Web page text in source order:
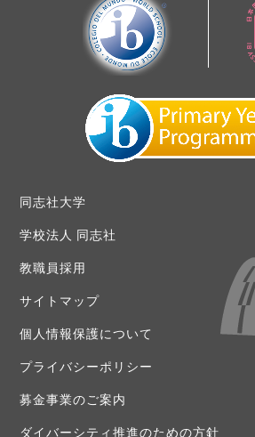
同志社大学
学校法人 同志社
教職員採用
サイトマップ
個人情報保護について
プライバシーポリシー
募金事業のご案内
ダイバーシティ推進のための方針